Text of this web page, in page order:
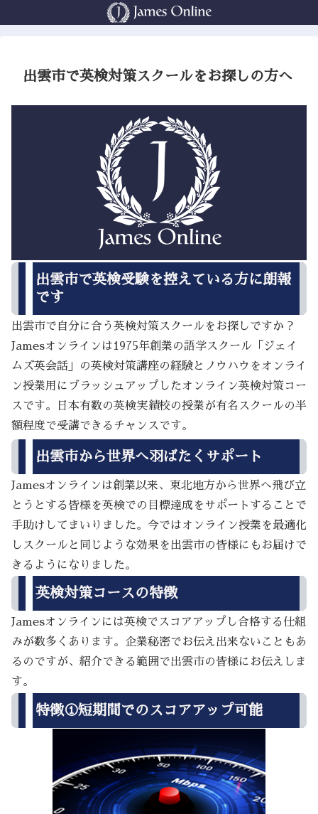
出雲市で英検対策スクールをお探しの方へ
出雲市で英検受験を控えている方に朗報
です
出雲市で自分に合う英検対策スクールをお探しですか？
Jamesオンラインは1975年創業の語学スクール「ジェイ
ムズ英会話」の英検対策講座の経験とノウハウをオンライ
ン授業用にブラッシュアップしたオンライン英検対策コー
スです。日本有数の英検実績校の授業が有名スクールの半
額程度で受講できるチャンスです。
出雲市から世界へ羽ばたくサポート
Jamesオンラインは創業以来、東北地方から世界へ飛び立
とうとする皆様を英検での目標達成をサポートすることで
手助けしてまいりました。今ではオンライン授業を最適化
しスクールと同じような効果を出雲市の皆様にもお届けで
きるようになりました。
英検対策コースの特徴
Jamesオンラインには英検でスコアアップし合格する仕組
みが数多くあります。企業秘密でお伝え出来ないこともあ
るのですが、紹介できる範囲で出雲市の皆様にお伝えしま
す。
特徴①短期間でのスコアアップ可能